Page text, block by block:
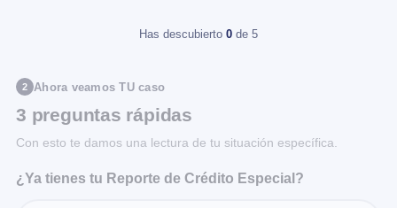
Has descubierto 0 de 5
2 Ahora veamos TU caso
3 preguntas rápidas
Con esto te damos una lectura de tu situación específica.
¿Ya tienes tu Reporte de Crédito Especial?